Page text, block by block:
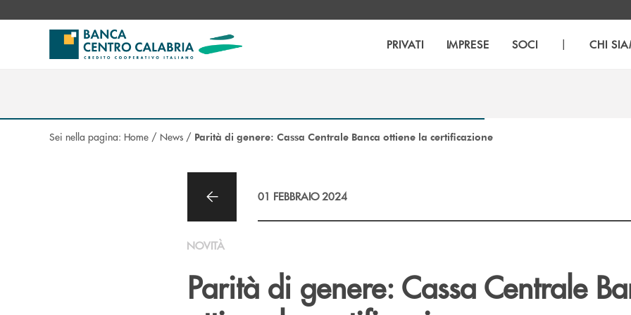
PRIVATI IMPRESE SOCI | CHI
Sei nella pagina: Home / News / Parità di genere: Cassa Centrale Banca ottiene la certificazione
01 FEBBRAIO 2024
NOVITÀ
Parità di genere: Cassa Centrale